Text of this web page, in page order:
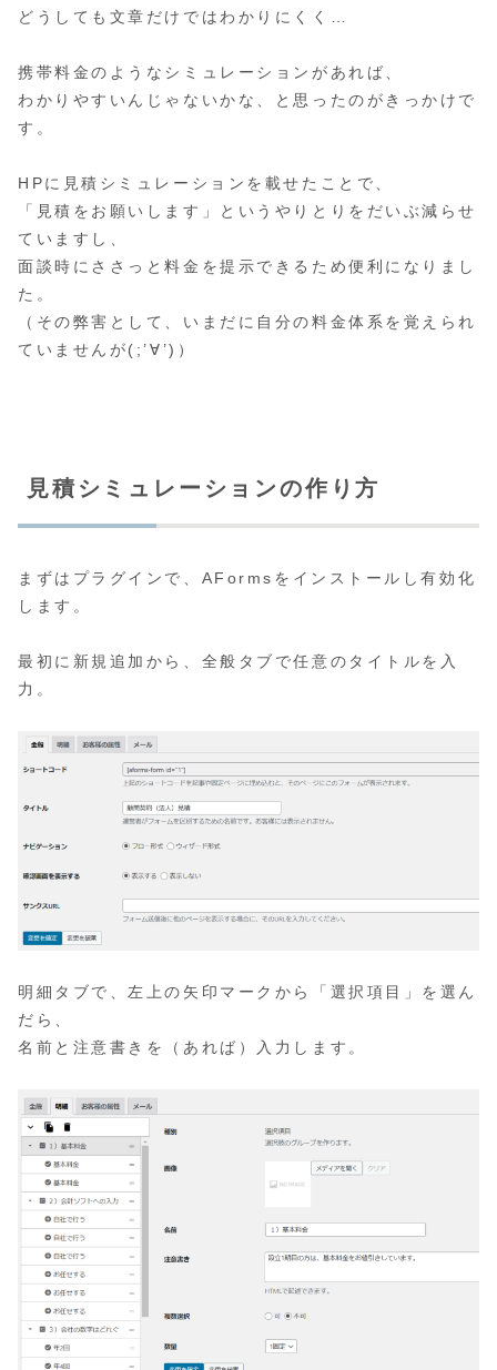
どうしても文章だけではわかりにくく…
携帯料金のようなシミュレーションがあれば、
わかりやすいんじゃないかな、と思ったのがきっかけで
す。
HPに見積シミュレーションを載せたことで、
「見積をお願いします」というやりとりをだいぶ減らせ
ていますし、
面談時にささっと料金を提示できるため便利になりまし
た。
（その弊害として、いまだに自分の料金体系を覚えられ
ていませんが(;’∀’)）
見積シミュレーションの作り方
まずはプラグインで、AFormsをインストールし有効化
します。
最初に新規追加から、全般タブで任意のタイトルを入
力。
明細タブで、左上の矢印マークから「選択項目」を選ん
だら、
名前と注意書きを（あれば）入力します。